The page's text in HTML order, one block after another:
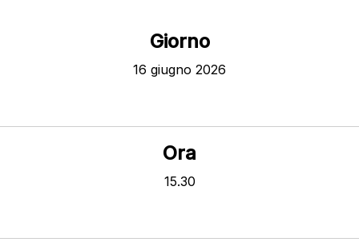
Giorno
16 giugno 2026
Ora
15.30